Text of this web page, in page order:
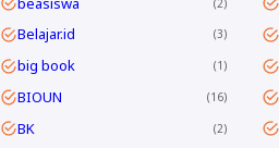
Belajar.id 3
big book 1
BIOUN 16
BK 2